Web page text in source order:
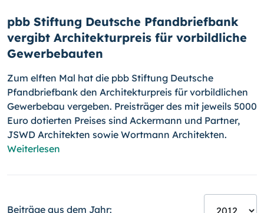
pbb Stiftung Deutsche Pfandbriefbank
vergibt Architekturpreis für vorbildliche
Gewerbebauten
Zum elften Mal hat die pbb Stiftung Deutsche
Pfandbriefbank den Architekturpreis für vorbildlichen
Gewerbebau vergeben. Preisträger des mit jeweils 5000
Euro dotierten Preises sind Ackermann und Partner,
JSWD Architekten sowie Wortmann Architekten.
Weiterlesen
Beiträge aus dem Jahr: